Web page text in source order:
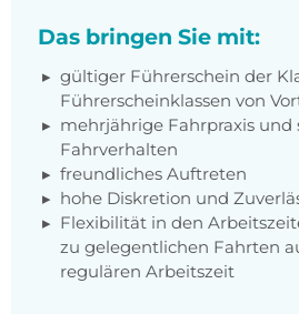
Das bringen Sie mit:
gültiger Führerschein der
Führerscheinklassen von
mehrjährige Fahrpraxis und
Fahrverhalten
freundliches Auftreten
hohe Diskretion und
Flexibilität in den
zu gelegentlichen Fahrten
regulären Arbeitszeit